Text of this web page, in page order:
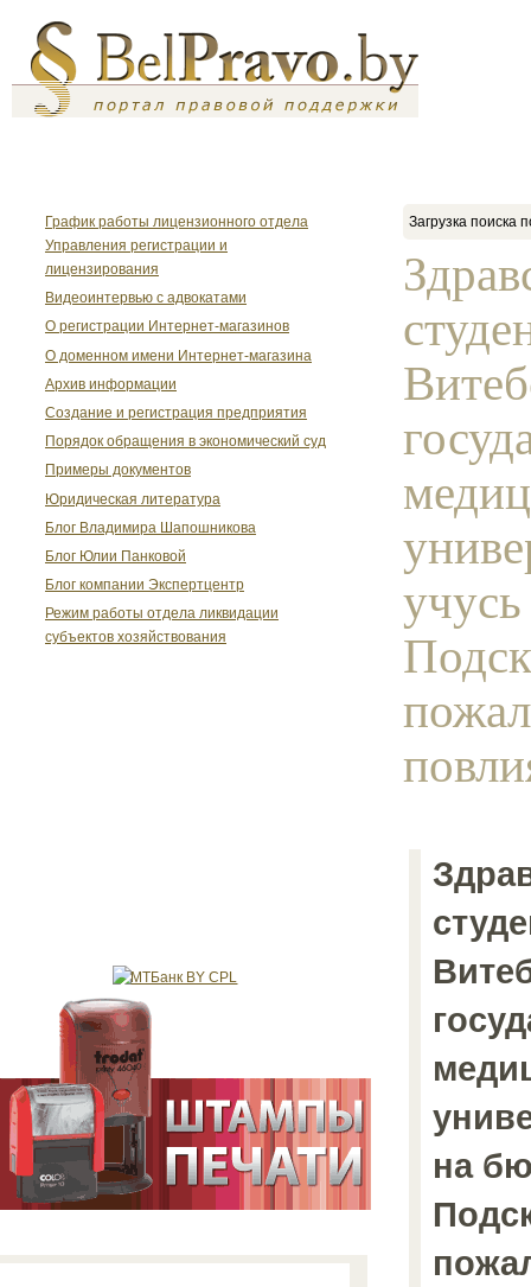
График работы лицензионного отдела
Управления регистрации и
лицензирования
Видеоинтервью с адвокатами
О регистрации Интернет-магазинов
О доменном имени Интернет-магазина
Архив информации
Создание и регистрация предприятия
Порядок обращения в экономический суд
Примеры документов
Юридическая литература
Блог Владимира Шапошникова
Блог Юлии Панковой
Блог компании Экспертцентр
Режим работы отдела ликвидации
субъектов хозяйствования
Загрузка поиска
на